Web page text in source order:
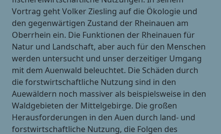
Vortrag geht Volker Ziesling auf die Ökologie und
den gegenwärtigen Zustand der Rheinauen am
Oberrhein ein. Die Funktionen der Rheinauen für
Natur und Landschaft, aber auch für den Menschen
werden untersucht und unser derzeitiger Umgang
mit dem Auenwald beleuchtet. Die Schäden durch
die forstwirtschaftliche Nutzung sind in den
Auewäldern noch massiver als beispielsweise in den
Waldgebieten der Mittelgebirge. Die großen
Herausforderungen in den Auen durch land- und
forstwirtschaftliche Nutzung, die Folgen des